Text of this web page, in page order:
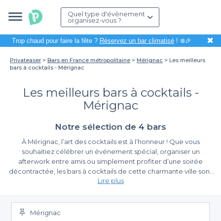
Quel type d'évènement
organisez-vous ?
Trop chaud pour faire la fête ? Réservez un bar climatisé! ❄️🎉 ✖
Privateaser Bars en France métropolitaine Mérignac
Les meilleurs
bars à cocktails - Mérignac
Les meilleurs bars à cocktails -
Mérignac
Notre sélection de 4 bars
À Mérignac, l’art des cocktails est à l’honneur ! Que vous
souhaitiez célébrer un événement spécial, organiser un
afterwork entre amis ou simplement profiter d’une soirée
décontractée, les bars à cocktails de cette charmante ville sont
là pour répondre à toutes vos envies. Grâce à leur ambiance
mélanges uniques qui raviront vos papilles.
Simple et efficace avec Privateaser
Organiser une soirée dans un bar à cocktails peut parfois
Lire plus
Mérignac